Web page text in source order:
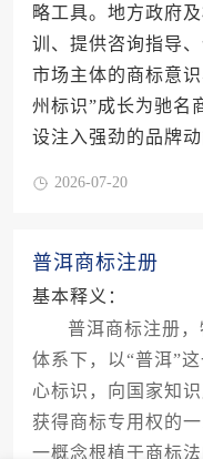
略工具。地方政府
训、提供咨询指导
市场主体的商标意
州标识”成长为驰名
设注入强劲的品牌动
2026-07-20
普洱商标注册
基本释义：
普洱商标注册
体系下，以“普洱”
心标识，向国家知
获得商标专用权的
一概念根植于商标